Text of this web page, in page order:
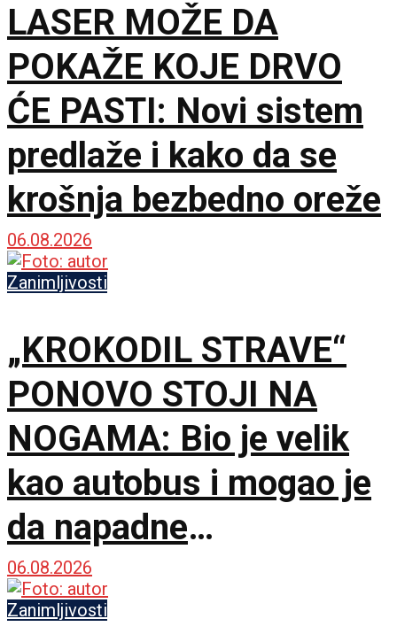
LASER MOŽE DA
POKAŽE KOJE DRVO
ĆE PASTI: Novi sistem
predlaže i kako da se
krošnja bezbedno oreže
06.08.2026
Zanimljivosti
„KROKODIL STRAVE“
PONOVO STOJI NA
NOGAMA: Bio je velik
kao autobus i mogao je
da napadne
dinosauruse
06.08.2026
Zanimljivosti